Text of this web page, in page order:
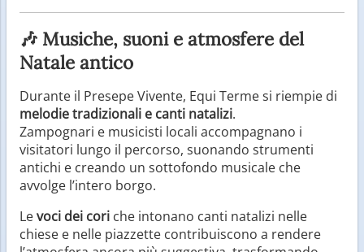
🎶 Musiche, suoni e atmosfere del
Natale antico
Durante il Presepe Vivente, Equi Terme si riempie di
melodie tradizionali e canti natalizi.
Zampognari e musicisti locali accompagnano i
visitatori lungo il percorso, suonando strumenti
antichi e creando un sottofondo musicale che
avvolge l’intero borgo.
Levoci dei cori che intonano canti natalizi nelle
chiese e nelle piazzette contribuiscono a rendere